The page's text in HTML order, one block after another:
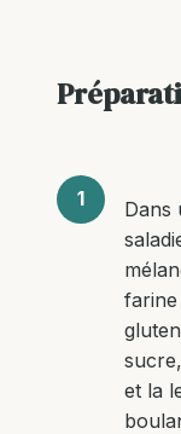
Dans
farine
et la